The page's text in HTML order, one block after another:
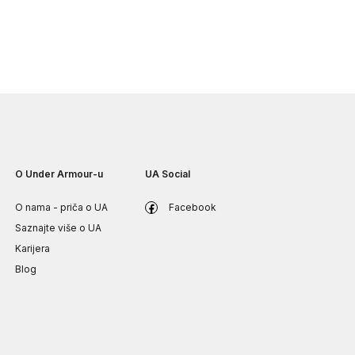
O Under Armour-u
O nama - priča o UA
Saznajte više o UA
Karijera
Blog
UA Social
Facebook